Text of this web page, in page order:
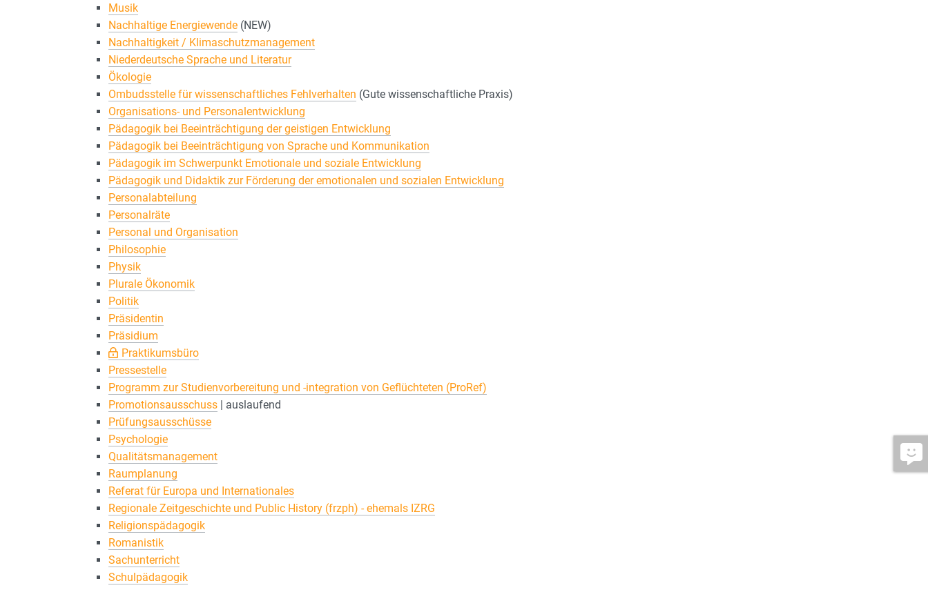
Musik
Nachhaltige Energiewende (NEW)
Nachhaltigkeit / Klimaschutzmanagement
Niederdeutsche Sprache und Literatur
Ökologie
Ombudsstelle für wissenschaftliches Fehlverhalten (Gute wissenschaftliche Praxis)
Organisations- und Personalentwicklung
Pädagogik bei Beeinträchtigung der geistigen Entwicklung
Pädagogik bei Beeinträchtigung von Sprache und Kommunikation
Pädagogik im Schwerpunkt Emotionale und soziale Entwicklung
Pädagogik und Didaktik zur Förderung der emotionalen und sozialen Entwicklung
Personalabteilung
Personalräte
Personal und Organisation
Philosophie
Physik
Plurale Ökonomik
Politik
Präsidentin
Präsidium
Praktikumsbüro
Pressestelle
Programm zur Studienvorbereitung und -integration von Geflüchteten (ProRef)
Promotionsausschuss | auslaufend
Prüfungsausschüsse
Psychologie
Qualitätsmanagement
Raumplanung
Referat für Europa und Internationales
Regionale Zeitgeschichte und Public History (frzph) - ehemals IZRG
Religionspädagogik
Romanistik
Sachunterricht
Schulpädagogik